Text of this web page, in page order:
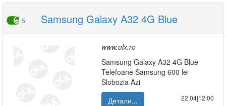
5 Samsung Galaxy A32 4G Blue
www.olx.ro
Samsung Galaxy A32 4G Blue
Telefoane Samsung 600 lei
Slobozia Azi
Детали...
22.04|12:00